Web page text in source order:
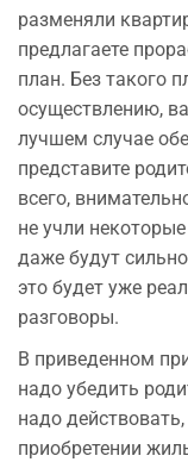
разменяли
предлагаете
план. Без такого
осуществлению,
лучшем случае
представите
всего,
не учли
даже будут
это будет уже
разговоры.
В приведенном
надо убедить
надо
приобретении